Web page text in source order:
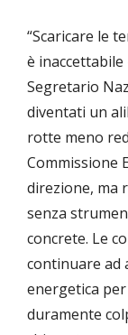
“Scaricare le
è inaccettabile
Segretario
diventati un
rotte meno
Commissione
direzione, ma
senza
concrete. Le
continuare ad
energetica
duramente